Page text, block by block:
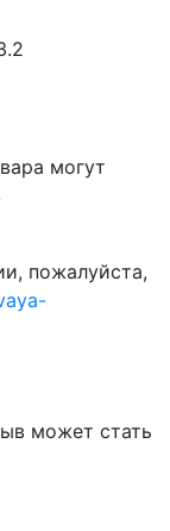
могут
пожалуйста,
может стать